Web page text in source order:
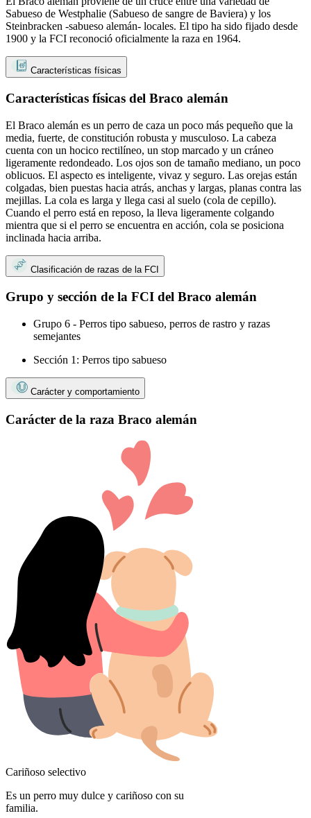
Sabueso de Westphalie (Sabueso de sangre de Baviera) y los
Steinbracken -sabueso alemán- locales. El tipo ha sido fijado desde
1900 y la FCI reconoció oficialmente la raza en 1964.
Características físicas
Características físicas del Braco alemán
El Braco alemán es un perro de caza un poco más pequeño que la
media, fuerte, de constitución robusta y musculoso. La cabeza
cuenta con un hocico rectilíneo, un stop marcado y un cráneo
ligeramente redondeado. Los ojos son de tamaño mediano, un poco
oblicuos. El aspecto es inteligente, vivaz y seguro. Las orejas están
colgadas, bien puestas hacia atrás, anchas y largas, planas contra las
mejillas. La cola es larga y llega casi al suelo (cola de cepillo).
Cuando el perro está en reposo, la lleva ligeramente colgando
mientra que si el perro se encuentra en acción, cola se posiciona
inclinada hacia arriba.
Clasificación de razas de la FCI
Grupo y sección de la FCI del Braco alemán
Grupo 6 - Perros tipo sabueso, perros de rastro y razas
semejantes
Sección 1: Perros tipo sabueso
Carácter y comportamiento
Carácter de la raza Braco alemán
Cariñoso selectivo
Es un perro muy dulce y cariñoso con su
familia.